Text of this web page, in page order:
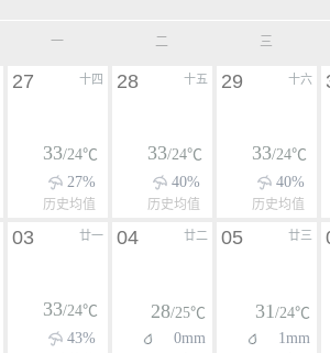
一 二 三
十四
27
33/24℃
27%
历史均值
十五
28
33/24℃
40%
历史均值
十六
29
33/24℃
40%
历史均值
廿一
03
33/24℃
43%
廿二
04
28/25℃
0mm
廿三
05
31/24℃
1mm